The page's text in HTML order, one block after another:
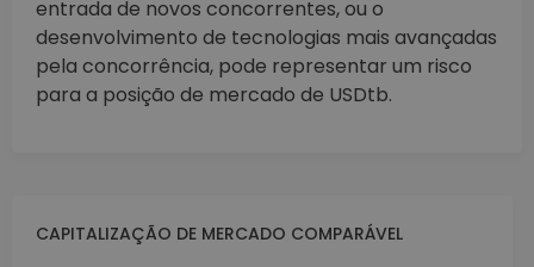
entrada de novos concorrentes, ou o
desenvolvimento de tecnologias mais avançadas
pela concorrência, pode representar um risco
para a posição de mercado de USDtb.
CAPITALIZAÇÃO DE MERCADO COMPARÁVEL